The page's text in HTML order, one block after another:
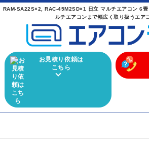
RAM-SA22S×2, RAC-45M2SD×1 日立 マルチエアコン 6
ルチエアコンまで幅広く取り扱うエア
お見積り依頼は
こちら